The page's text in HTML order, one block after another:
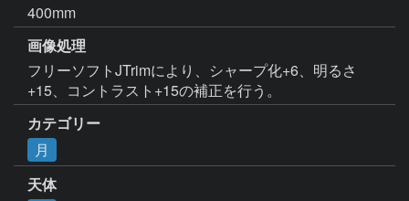
400mm
画像処理
フリーソフトJTrimにより、シャープ化+6、明るさ
+15、コントラスト+15の補正を行う。
カテゴリー
月
天体